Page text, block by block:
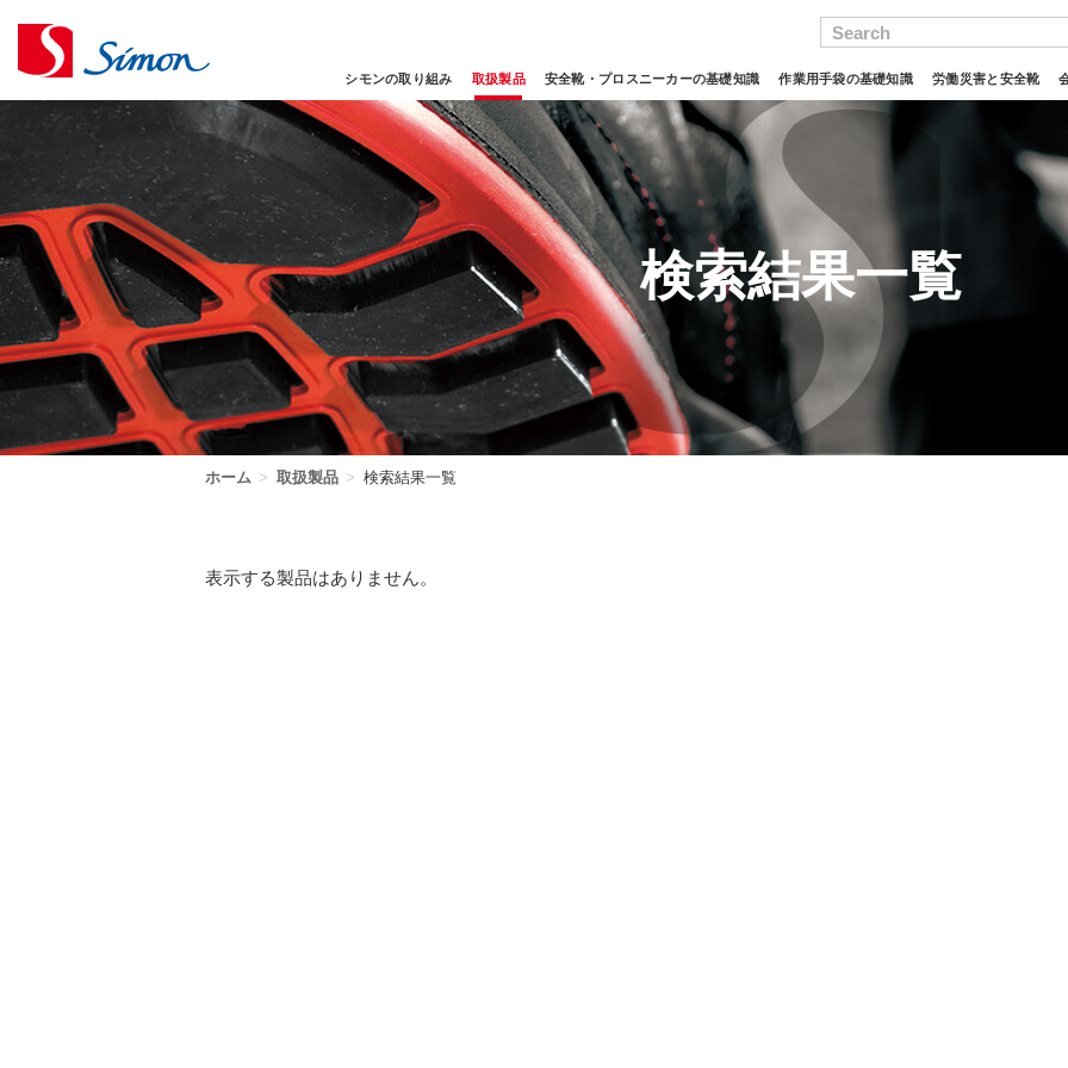
Search
シモンの取り組み 取扱製品 安全靴・プロスニーカーの基礎知識 作業用手袋の基礎知識 労働災害と安全靴
検索結果一覧
ホーム > 取扱製品 > 検索結果一覧
表示する製品はありません。